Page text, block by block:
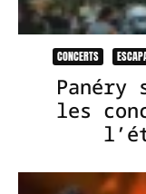
CONCERTS
les